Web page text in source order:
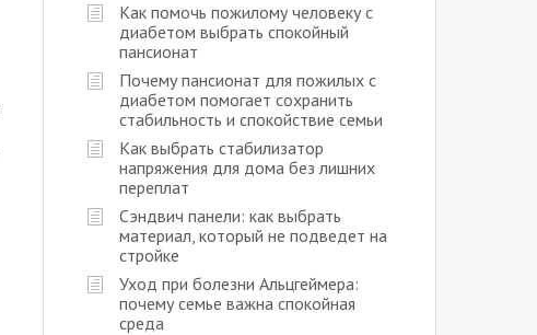
Как помочь пожилому человеку с
диабетом выбрать спокойный
пансионат
Почему пансионат для пожилых с
диабетом помогает сохранить
стабильность и спокойствие семьи
Как выбрать стабилизатор
напряжения для дома без лишних
переплат
Сэндвич панели: как выбрать
материал, который не подведет на
стройке
Уход при болезни Альцгеймера:
почему семье важна спокойная
среда